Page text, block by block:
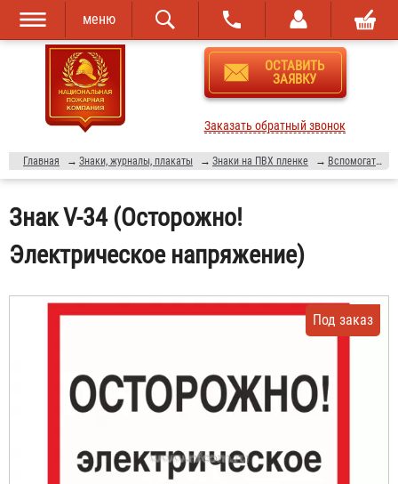
Перейти к
основному
содержанию
Skip to
navigation
меню
ОСТАВИТЬ
ЗАЯВКУ
Заказать обратный звонок
Главная → Знаки, журналы, плакаты → Знаки на ПВХ пленке → Вспомогательные плакаты
Знак V-34 (Осторожно!
Электрическое напряжение)
Под заказ